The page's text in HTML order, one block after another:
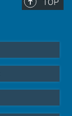
TOP